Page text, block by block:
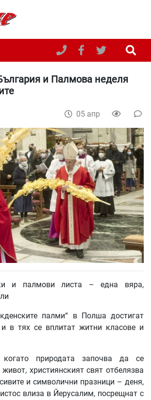
и Палмова неделя
05 апр
и палмови листа – една вяра,
палми“ в Полша достигат
в тях се вплитат житни класове и
когато природата започва да се
християнският свят отбелязва
и символични празници – деня,
влиза в Йерусалим, посрещнат с